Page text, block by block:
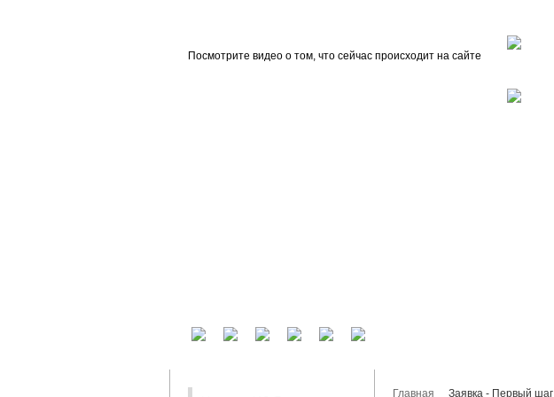
Посмотрите видео о том, что сейчас происходит на сайте
Главная Заявка - Первый шаг